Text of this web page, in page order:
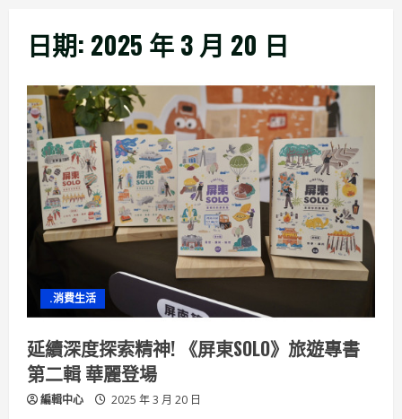
日期: 2025 年 3 月 20 日
.消費生活
延續深度探索精神! 《屏東SOLO》旅遊專書
第二輯 華麗登場
編輯中心 2025 年 3 月 20 日